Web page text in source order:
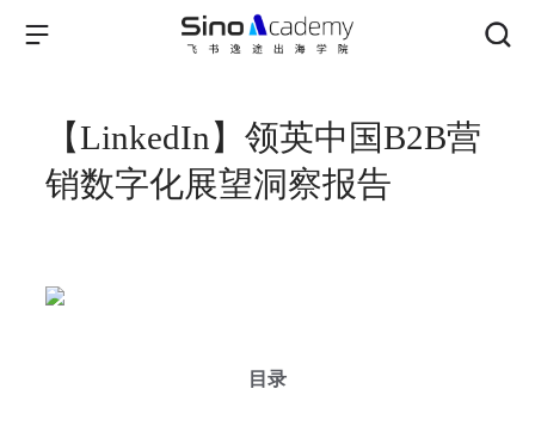
【LinkedIn】领英中国B2B营
销数字化展望洞察报告
目录